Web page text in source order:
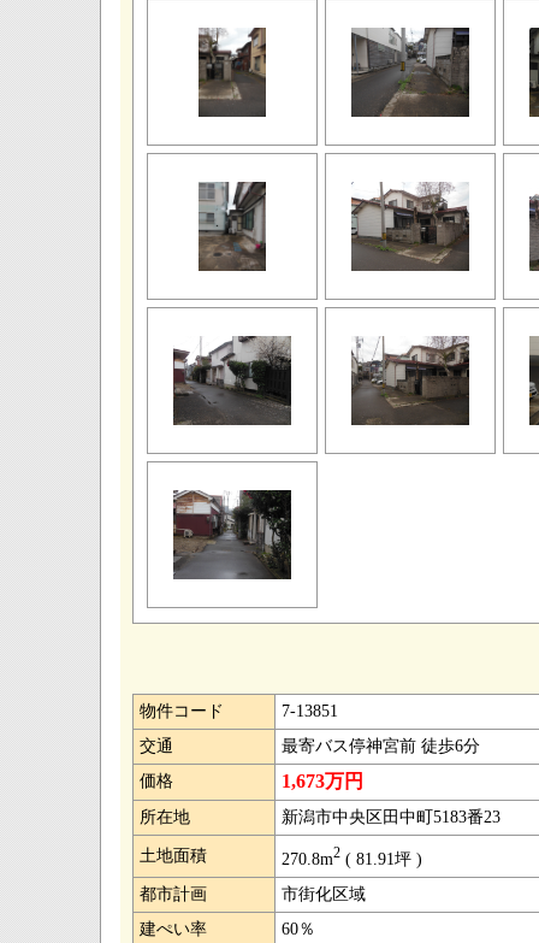
物件コード
7-13851
交通
最寄バス停神宮前 徒歩6分
価格
1,673万円
所在地 新潟市中央区田中町5183番23
土地面積 270.8m2 ( 81.91坪 )
都市計画
市街化区域
建ぺい率
60％